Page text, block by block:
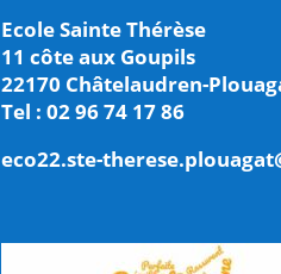
Ecole Sainte Thérèse
11 côte aux Goupils
22170 Châtelaudren-
Tel : 02 96 74 17 86
eco22.ste-